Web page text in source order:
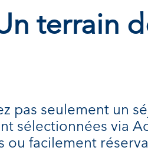
terrain
pas seulement un
sélectionnées via
ou facilement